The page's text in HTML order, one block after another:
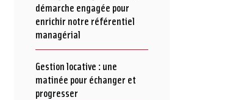
démarche engagée pour
enrichir notre référentiel
managérial
Gestion locative : une
matinée pour échanger et
progresser